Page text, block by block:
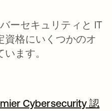
で開く
ーセキュリティと IT
資格にいくつかのオ
ます。
Cybersecurity 認